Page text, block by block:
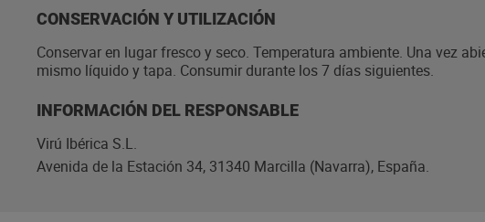
CONSERVACIÓN Y UTILIZACIÓN
Conservar en lugar fresco y seco. Temperatura ambiente. Una vez
mismo líquido y tapa. Consumir durante los 7 días siguientes.
INFORMACIÓN DEL RESPONSABLE
Virú Ibérica S.L.
Avenida de la Estación 34, 31340 Marcilla (Navarra), España.